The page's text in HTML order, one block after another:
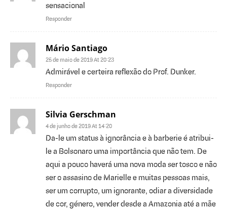
sensacional
Responder
Mário Santiago
25 de maio de 2019 At 20:23
Admirável e certeira reflexão do Prof. Dunker.
Responder
Silvia Gerschman
4 de junho de 2019 At 14:20
Da-le um status à ignorância e à barberie é atribui-
le a Bolsonaro uma importância que não tem. De
aqui a pouco haverá uma nova moda ser tosco e não
ser o assasino de Marielle e muitas pessoas mais,
ser um corrupto, um ignorante, odiar a diversidade
de cor, género, vender desde a Amazonia até a mãe